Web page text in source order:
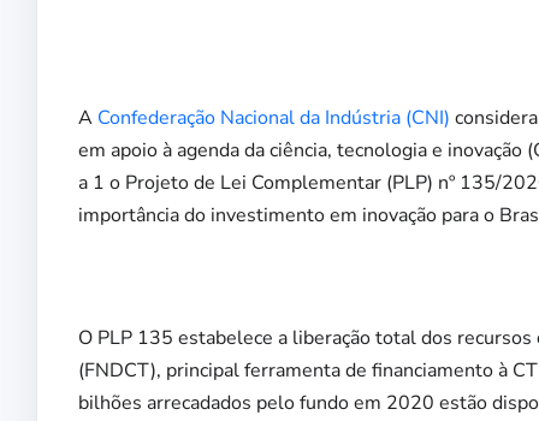
A Confederação Nacional da Indústria (CNI)
em apoio à agenda da ciência, tecnologia e
a 1 o Projeto de Lei Complementar (PLP) nº 135/
importância do investimento em inovação para o
O PLP 135 estabelece a liberação total dos
(FNDCT), principal ferramenta de financiamento à
bilhões arrecadados pelo fundo em 2020 estão